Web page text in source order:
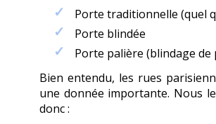
Porte traditionnelle (quel
Porte blindée
Porte palière (blindage de
Bien entendu, les rues
une donnée importante. Nous
donc :